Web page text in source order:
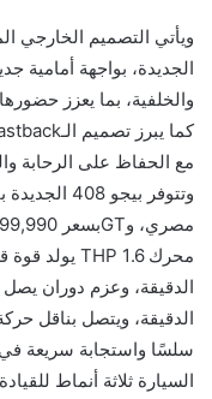
الجديدة، بواجهة أمامية
والخلفية، بما يعزز
مع الحفاظ على الرحابة
سلسًا واستجابة سريعة